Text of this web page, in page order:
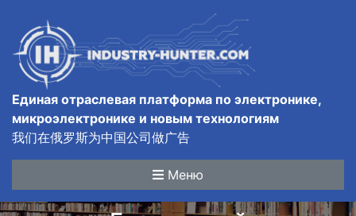
Единая отраслевая платформа по электронике,
микроэлектронике и новым технологиям
我们在俄罗斯为中国公司做广告
Меню